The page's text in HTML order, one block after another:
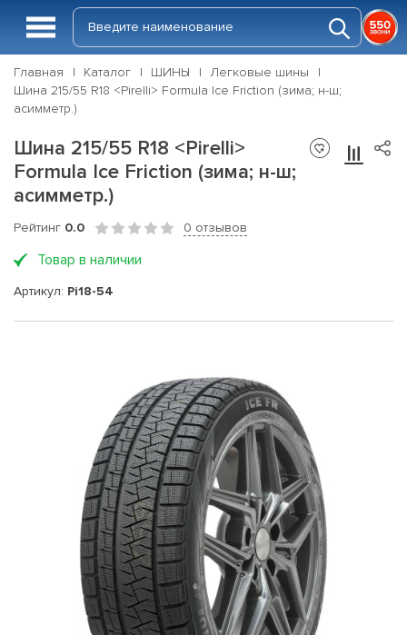
Главная Каталог ШИНЫ
Легковые шины
Шина 215/55 R18 <Pirelli> Formula Ice Friction (зима; н-ш;
асимметр.)
Шина 215/55 R18 <Pirelli>
Formula Ice Friction (зима; н-ш;
асимметр.)
Рейтинг 0.0 0 отзывов
Товар в наличии
Артикул: Pi18-54